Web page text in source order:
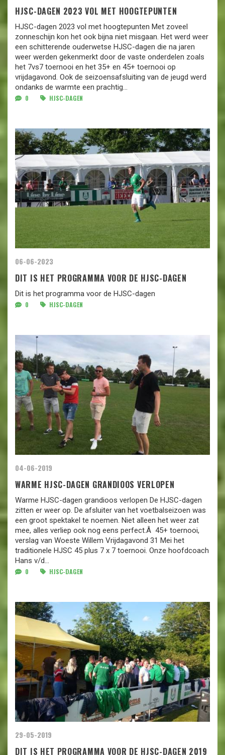
HJSC-DAGEN 2023 VOL MET HOOGTEPUNTEN
HJSC-dagen 2023 vol met hoogtepunten Met zoveel
zonneschijn kon het ook bijna niet misgaan. Het werd weer
een schitterende ouderwetse HJSC-dagen die na jaren
weer werden gekenmerkt door de vaste onderdelen zoals
het 7vs7 toernooi en het 35+ en 45+ toernooi op
vrijdagavond. Ook de seizoensafsluiting van de jeugd werd
ondanks de warmte een prachtig...
0 HJSC-DAGEN
06-06-2023
DIT IS HET PROGRAMMA VOOR DE HJSC-DAGEN
Dit is het programma voor de HJSC-dagen
0 HJSC-DAGEN
04-06-2019
WARME HJSC-DAGEN GRANDIOOS VERLOPEN
Warme HJSC-dagen grandioos verlopen De HJSC-dagen
zitten er weer op. De afsluiter van het voetbalseizoen was
een groot spektakel te noemen. Niet alleen het weer zat
mee, alles verliep ook nog eens perfect.Â 45+ toernooi,
verslag van Woeste Willem Vrijdagavond 31 Mei het
traditionele HJSC 45 plus 7 x 7 toernooi. Onze hoofdcoach
Hans v/d...
0 HJSC-DAGEN
29-05-2019
DIT IS HET PROGRAMMA VOOR DE HJSC-DAGEN 2019